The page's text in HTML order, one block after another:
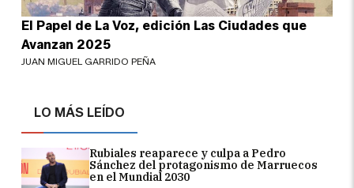
LO MÁS LEÍDO
Rubiales reaparece y culpa a Pedro
Sánchez del protagonismo de Marruecos
en el Mundial 2030
El Papel de La Voz, edición Las Ciudades que
Avanzan 2025
JUAN MIGUEL GARRIDO PEÑA